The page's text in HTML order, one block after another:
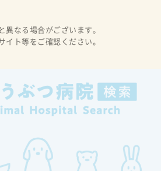
なる場合がございます。
イト等をご確認ください。